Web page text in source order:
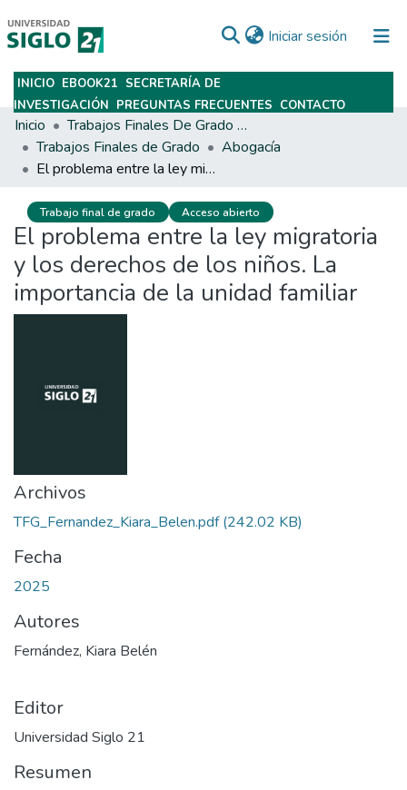
Iniciar sesión (current)
Subir
INICIO EBOOK21 SECRETARÍA DE
INVESTIGACIÓN PREGUNTAS FRECUENTES CONTACTO
Inicio
Trabajos Finales De Grado Y Posgrado
Trabajos Finales de Grado
Abogacía
El problema entre la ley migratoria y los derechos de los niños. La importancia de la unidad familiar
Trabajo final de grado Acceso abierto
El problema entre la ley migratoria
y los derechos de los niños. La
importancia de la unidad familiar
Archivos
TFG_Fernandez_Kiara_Belen.pdf(242.02 KB)
Fecha
2025
Autores
Fernández, Kiara Belén
Editor
Universidad Siglo 21
Resumen